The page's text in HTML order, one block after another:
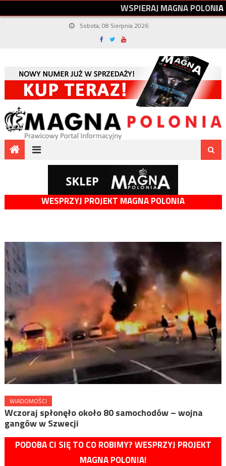
WSPIERAJMAGNAPOLONIA
Sobota, 08 Sierpnia 2026
WESPRZYJ PROJEKT MAGNA POLONIA
WIADOMOŚCI
Wczoraj spłonęło około 80 samochodów – wojna
gangów w Szwecji
PODOBA CI SIĘ TO CO ROBIMY? WESPRZYJ PROJEKT
MAGNA POLONIA!